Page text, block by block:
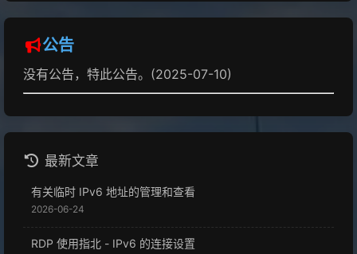
公告
没有公告，特此公告。(2025-07-10)
最新文章
有关临时 IPv6 地址的管理和查看
2026-06-24
RDP 使用指北 - IPv6 的连接设置